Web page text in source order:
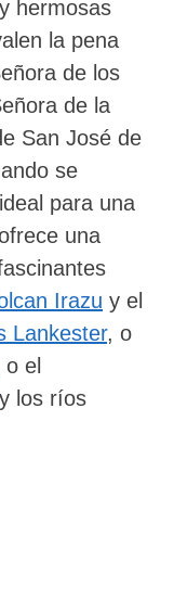
hermosas
la pena
de los
de la
San José de
se
para una
una
Irazu y el
Lankester, o
o el
y los ríos